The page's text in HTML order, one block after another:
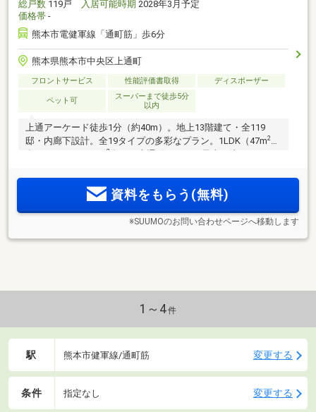
総戸数 119戸 入居可能時期 2028年3月予定
価格帯 -
熊本市電健軍線「通町筋」歩6分
熊本県熊本市中央区上通町
フロントサービス 性能評価書取得 ディスポーザー
ペット可
スーパーまで徒歩5分
以内
上通アーケード徒歩1分（約40m）。地上13階建て・全119
邸・内廊下設計。全19タイプの多彩なプラン。1LDK（47m2
2
資料をもらう(無料)
※SUUMOのお問い合わせページへ移動します
1～4件
駅 熊本市健軍線/通町筋 変更する
条件 指定なし 変更する